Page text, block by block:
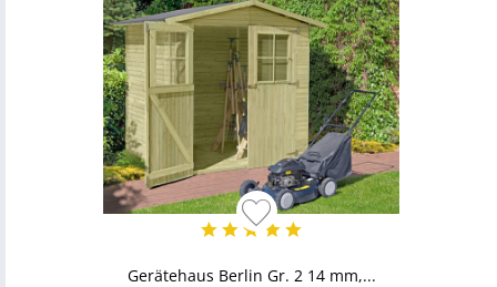
Gerätehaus Berlin Gr. 2 14 mm,...